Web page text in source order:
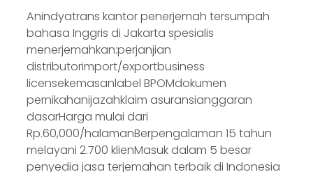
Anindyatrans kantor penerjemah tersumpah
bahasa Inggris di Jakarta spesialis
menerjemahkan:perjanjian
distributorimport/exportbusiness
licensekemasanlabel BPOMdokumen
pernikahanijazahklaim asuransianggaran
dasarHarga mulai dari
Rp.60,000/halamanBerpengalaman 15 tahun
melayani 2.700 klienMasuk dalam 5 besar
penyedia jasa terjemahan terbaik di Indonesia